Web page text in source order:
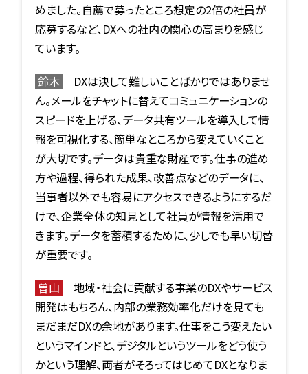
めました。自薦で募ったところ想定の2倍の社員が
応募するなど、DXへの社内の関心の高まりを感じ
ています。
鈴木
DXは決して難しいことばかりではありませ
ん。メールをチャットに替えてコミュニケーションの
スピードを上げる、データ共有ツールを導入して情
報を可視化する、簡単なところから変えていくこと
が大切です。データは貴重な財産です。仕事の進め
方や過程、得られた成果、改善点などのデータに、
当事者以外でも容易にアクセスできるようにするだ
けで、企業全体の知見として社員が情報を活用で
きます。データを蓄積するために、少しでも早い切替
が重要です。
曽山
地域・社会に貢献する事業のDXやサービス
開発はもちろん、内部の業務効率化だけを見ても
まだまだDXの余地があります。仕事をこう変えたい
というマインドと、デジタルというツールをどう使う
かという理解、両者がそろってはじめてDXとなりま